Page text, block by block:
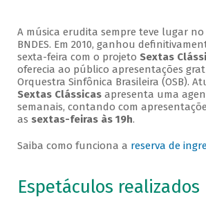
A música erudita sempre teve lugar
BNDES. Em 2010, ganhou
sexta-feira com o projeto Sextas
oferecia ao público apresentações
Orquestra Sinfônica Brasileira (OSB).
Sextas Clássicasapresenta uma
semanais, contando com
as sextas-feiras às 19h.
Saiba como funciona a reserva de
Espetáculos realizados